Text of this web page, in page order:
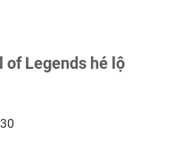
of Legends hé lộ